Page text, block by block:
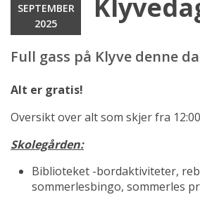
SEPTEMBER
2025
Full gass på Klyve denne
Alt er gratis!
Oversikt over alt som skjer fra
Skolegården:
Biblioteket -bordaktiviteter,
sommerlesbingo, sommerles